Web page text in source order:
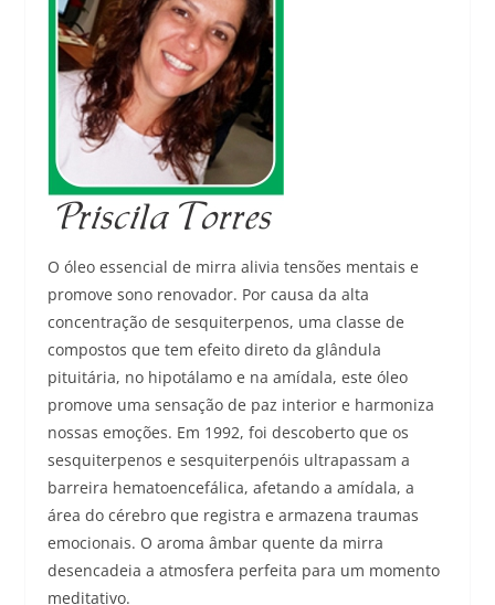
O óleo essencial de mirra alivia tensões mentais e
promove sono renovador. Por causa da alta
concentração de sesquiterpenos, uma classe de
compostos que tem efeito direto da glândula
pituitária, no hipotálamo e na amídala, este óleo
promove uma sensação de paz interior e harmoniza
nossas emoções. Em 1992, foi descoberto que os
sesquiterpenos e sesquiterpenóis ultrapassam a
barreira hematoencefálica, afetando a amídala, a
área do cérebro que registra e armazena traumas
emocionais. O aroma âmbar quente da mirra
desencadeia a atmosfera perfeita para um momento
meditativo.